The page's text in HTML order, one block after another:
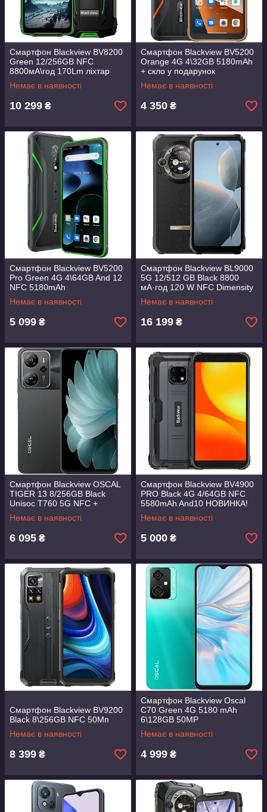
Смартфон Blackview BV8200
Green 12/256GB NFC
8800мА\год 170Lm ліхтар
MTK Helio G100
Немає в наявності
10 299 ₴
Смартфон Blackview BV5200
Orange 4G 4\32GB 5180mAh
+ скло у подарунок
Немає в наявності
4 350 ₴
Смартфон Blackview BV5200
Pro Green 4G 4\64GB And 12
NFC 5180mAh
Немає в наявності
5 099 ₴
Смартфон Blackview BL9000
5G 12/512 GB Black 8800
мА·год 120 W NFC Dimensity
8020
Немає в наявності
16 199 ₴
Смартфон Blackview OSCAL
TIGER 13 8/256GB Black
Unisoc T760 5G NFC +
подарунки!
Немає в наявності
6 095 ₴
Смартфон Blackview BV4900
PRO Black 4G 4/64GB NFC
5580mAh And10 НОВИНКА!
Немає в наявності
5 000 ₴
Смартфон Blackview BV9200
Black 8\256GB NFC 50Мп
Немає в наявності
8 399 ₴
Смартфон Blackview Oscal
C70 Green 4G 5180 mAh
6\128GB 50MP
Немає в наявності
4 999 ₴